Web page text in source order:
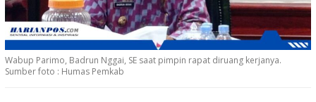
Wabup Parimo, Badrun Nggai, SE saat pimpin rapat diruang kerjanya.
Sumber foto : Humas Pemkab